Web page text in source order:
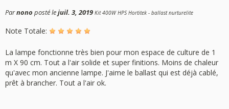
Parnono posté lejuil. 3, 2019 Kit 400W HPS Hortitek - ballast nurturelite
Note Totale:
La lampe fonctionne très bien pour mon espace de culture de 1
m X 90 cm. Tout a l'air solide et super finitions. Moins de chaleur
qu'avec mon ancienne lampe. J'aime le ballast qui est déjà cablé,
prêt à brancher. Tout a l'air ok.